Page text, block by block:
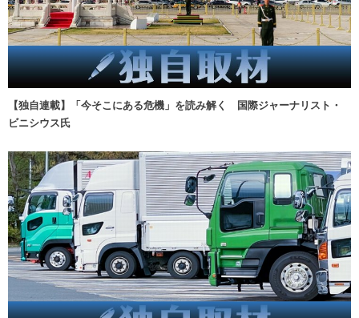
【独自連載】「今そこにある危機」を読み解く 国際ジャーナリスト・
ビニシウス氏